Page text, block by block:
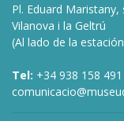
Pl. Eduard Maristany,
Vilanova i la Geltrú
(Al lado de la
Tel: +34 938 158 491